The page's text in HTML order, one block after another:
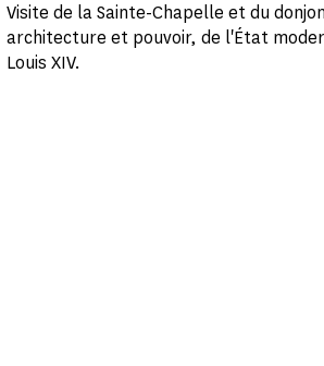
Visite de la Sainte-Chapelle et du
architecture et pouvoir, de l'État
Louis XIV.